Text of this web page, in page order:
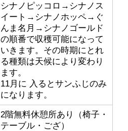
シナノピッコロ→シナノス
イート→シナノホッペ→ぐ
んま名月→シナノゴールド
の順番で収穫可能になって
いきます。その時期にとれ
る種類は天候により変わり
ます。
11月に 入るとサンふじのみ
になります。
2階無料休憩所あり（椅子・
テーブル・ござ）